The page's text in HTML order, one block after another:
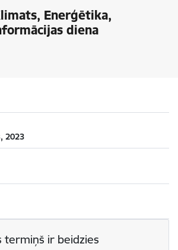
Enerģētika,
diena
2023
termiņš ir beidzies